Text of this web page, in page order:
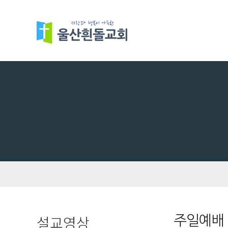
설교영상 주일예배